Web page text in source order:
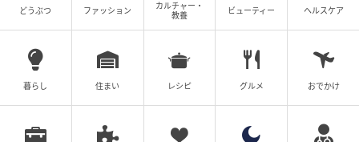
どうぶつ ファッション
カルチャー・
教養
ビューティー ヘルスケア
暮らし 住まい レシピ グルメ おでかけ